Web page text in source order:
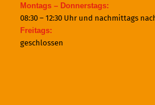
Montags – Donnerstags:
08:30 – 12:30 Uhr und nachmittags
Freitags:
geschlossen